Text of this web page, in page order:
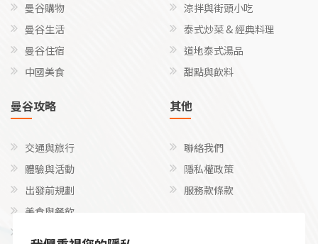
曼谷購物
曼谷生活
曼谷住宿
中國美食
涼拌與街頭小吃
泰式炒菜 & 經典料理
道地泰式湯品
甜點與飲料
曼谷攻略
交通與旅行
體驗與活動
出發前規劃
美食與餐飲
其他
聯絡我們
隱私權政策
服務款條款